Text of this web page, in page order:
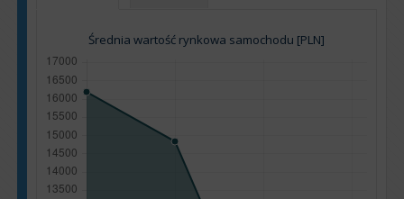
Średnia wartość rynkowa samochodu [PLN]